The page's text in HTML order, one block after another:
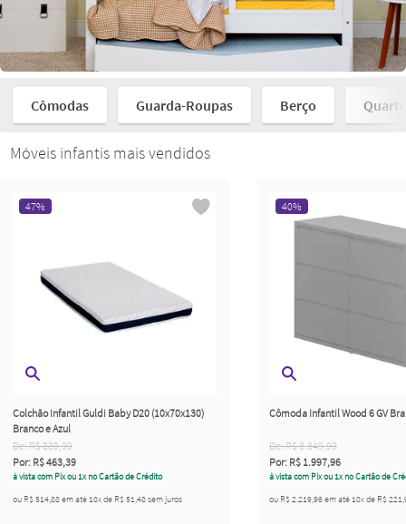
Móveis infantis mais vendidos
47%
Colchão Infantil Guldi Baby D20 (10x70x130)
Branco e Azul
De:R$ 889,99
Por: R$ 463,39
à vista com Pix ou 1x no Cartão de Crédito
ou R$ 514,88em até 10x de R$ 51,48sem juros
40%
Cômoda Infantil Wood 6 GV
De:R$ 3.349,99
Por: R$ 1.997,96
à vista com Pix ou 1x no Cartão de
ou R$ 2.219,96em até 10x de R$